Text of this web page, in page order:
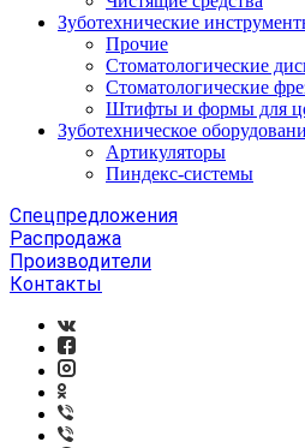
Зуботехнические
Прочие
Стоматологические
Стоматологические
Штифты и формы для
Зуботехническое
Артикуляторы
Пиндекс-системы
Спецпредложения
Распродажа
Производители
Контакты